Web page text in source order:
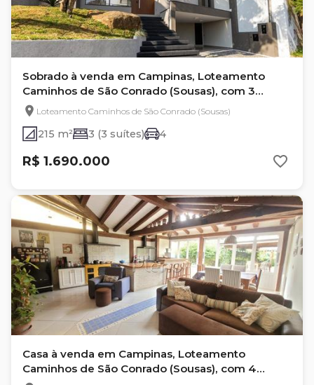
Sobrado à venda em Campinas, Loteamento
Caminhos de São Conrado (Sousas), com 3
suítes, com 215 m²
Loteamento Caminhos de São Conrado (Sousas)
215 m² 3 (3 suítes) 4
R$ 1.690.000
Casa à venda em Campinas, Loteamento
Caminhos de São Conrado (Sousas), com 4